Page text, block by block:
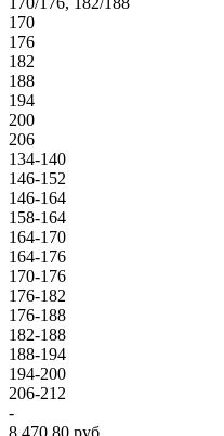
170
176
182
188
194
200
206
134-140
146-152
146-164
158-164
164-170
164-176
170-176
176-182
176-188
182-188
188-194
194-200
206-212
-
8 470.80 руб.